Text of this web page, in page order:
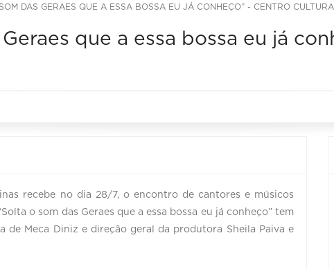
DAS GERAES QUE A ESSA BOSSA EU JÁ CONHEÇO” - CENTRO
que a essa bossa eu já
recebe no dia 28/7, o encontro de cantores e músicos
o som das Geraes que a essa bossa eu já conheço” tem
de Meca Diniz e direção geral da produtora Sheila Paiva e